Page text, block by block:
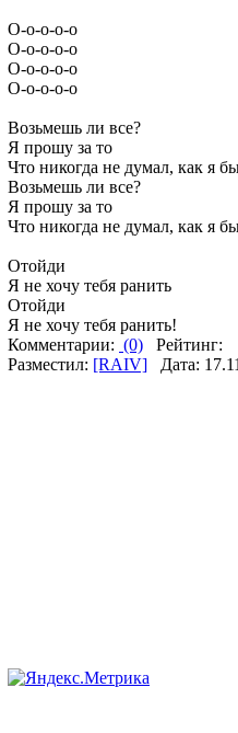
О-о-о-о-о
О-о-о-о-о
О-о-о-о-о
О-о-о-о-о
Возьмешь ли все?
Я прошу за то
Что никогда не думал, как я
Возьмешь ли все?
Я прошу за то
Что никогда не думал, как я
Отойди
Я не хочу тебя ранить
Отойди
Я не хочу тебя ранить!
Комментарии: (0) Рейтинг:
Разместил: [RAIV] Дата: